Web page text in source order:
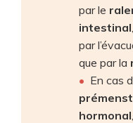
par le
intestinal
par
que par la
En cas
hormonal